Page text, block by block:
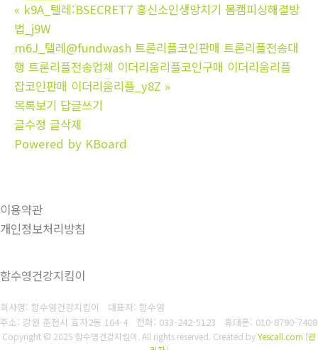
« k9A_텔레:BSECRET7 흥신소인생망치기 몸캠피싱해결방
법_j9W
m6J_텔레@fundwash 트론리플코인판매 트론리플전송대
행 트론리플전송업체 이더리움리플코인구매 이더리움리플
잡코인판매 이더리움리플_y8Z »
목록보기 답글쓰기
글수정 글삭제
Powered by KBoard
이용약관
개인정보처리방침
함수영건강지킴이
회사명: 함수영건강지킴이 대표자: 함수영
주소: 강원 춘천시 효자2동 164-4 전화: 033-242-5123 휴대폰: 010-8790-7408
Copyright © 2025 함수영건강지킴이. All rights reserved. Created byYescall.com [관